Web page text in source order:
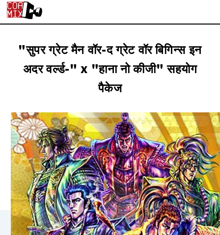
"सुपर ग्रेट मैन वॉर-द ग्रेट वॉर बिगिन्स इन
अदर वर्ल्ड-" x "हाना नो कीजी" सहयोग
पैकेज